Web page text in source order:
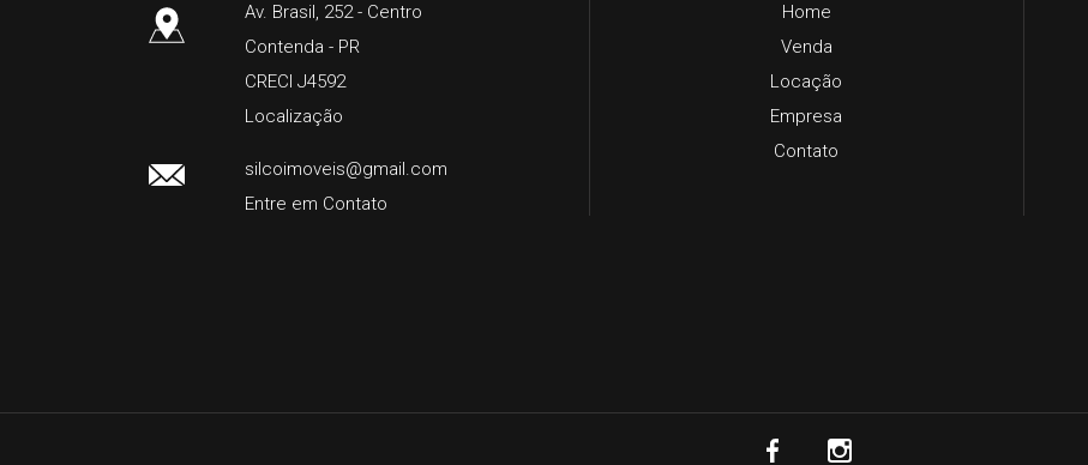
Av. Brasil, 252- Centro
Contenda - PR
CRECI J4592
Localização
silcoimoveis@gmail.com
Entre em Contato
Home
Venda
Locação
Empresa
Contato